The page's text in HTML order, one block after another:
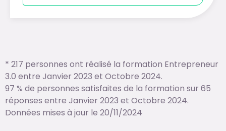
* 217 personnes ont réalisé la formation Entrepreneur
3.0 entre Janvier 2023 et Octobre 2024.
97 % de personnes satisfaites de la formation sur 65
réponses entre Janvier 2023 et Octobre 2024.
Données mises à jour le 20/11/2024